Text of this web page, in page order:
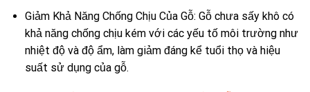
Giảm Khả Năng Chống Chịu Của Gỗ: Gỗ chưa sấy khô có
khả năng chống chịu kém với các yếu tố môi trường như
nhiệt độ và độ ẩm, làm giảm đáng kể tuổi thọ và hiệu
suất sử dụng của gỗ.